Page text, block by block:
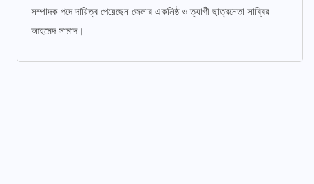
সম্পাদক পদে দায়িত্ব পেয়েছেন জেলার একনিষ্ঠ ও ত্যাগী ছাত্রনেতা সাব্বির
আহমেদ সামাদ।